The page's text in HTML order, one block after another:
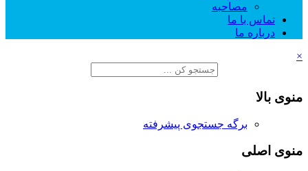
مصاحبه
تماس با ما
درباره ما
×
منوی بالا
برگه جستجوی پیشرفته
منوی اصلی